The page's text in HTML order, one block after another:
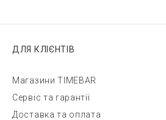
ДЛЯ КЛІЄНТІВ
Магазини TIMEBAR
Сервіс та гарантії
Доставка та оплата